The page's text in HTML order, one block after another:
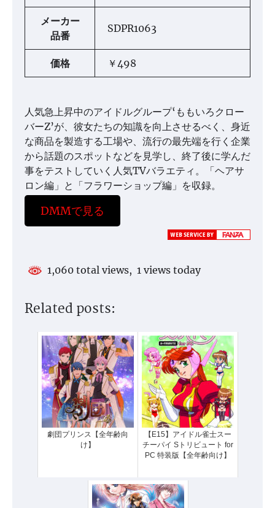
メーカー
品番
SDPR1063
価格 ￥498
人気急上昇中のアイドルグループ‘ももいろクロー
バーZ’が、彼女たちの知識を向上させるべく、身近
な商品を製造する工場や、流行の最先端を行く企業
から話題のスポットなどを見学し、終了後に学んだ
事をテストしていく人気TVバラエティ。「ヘアサ
ロン編」と「フラワーショップ編」を収録。
DMMで見る
1,060 total views, 1 views today
Related posts:
劇団プリンス【全年齢向
け】
【E15】アイドル雀士スー
チーパイ Sトリビュート for
PC 特装版【全年齢向け】